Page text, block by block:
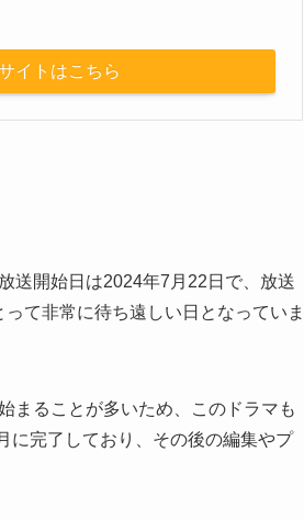
イトはこちら
送開始日は2024年7月22日で、放送
て非常に待ち遠しい日となっていま
まることが多いため、このドラマも
に完了しており、その後の編集やプ